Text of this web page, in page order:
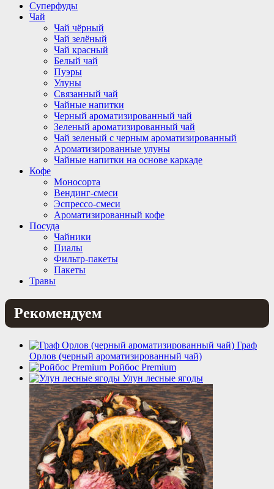
Суперфуды
Чай
Чай чёрный
Чай зелёный
Чай красный
Белый чай
Пуэры
Улуны
Связанный чай
Чайные напитки
Черный ароматизированный чай
Зеленый ароматизированный чай
Чай зеленый с черным ароматизированный
Ароматизированные улуны
Чайные напитки на основе каркаде
Кофе
Моносорта
Вендинг-смеси
Эспрессо-смеси
Ароматизированный кофе
Посуда
Чайники
Пиалы
Фильтр-пакеты
Пакеты
Травы
Рекомендуем
Граф
Орлов (черный ароматизированный чай)
Ройбос Premium
Улун лесные ягоды